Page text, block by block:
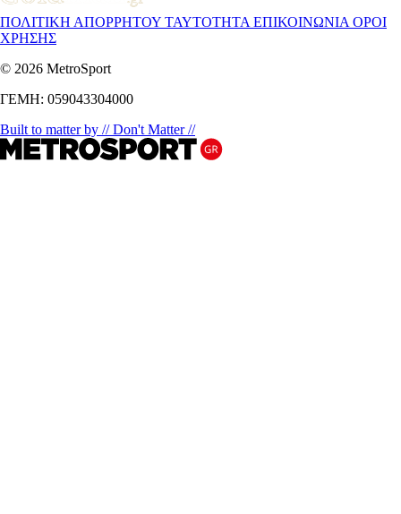
ΠΟΛΙΤΙΚΗ ΑΠΟΡΡΗΤΟΥ ΤΑΥΤΟΤΗΤΑ ΕΠΙΚΟΙΝΩΝΙΑ ΟΡΟΙ
ΧΡΗΣΗΣ
© 2026 MetroSport
ΓΕΜΗ: 059043304000
Built to matter by // Don't Matter //